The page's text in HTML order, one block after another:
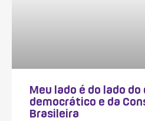
Meu lado é do lado
democrático e da
Brasileira